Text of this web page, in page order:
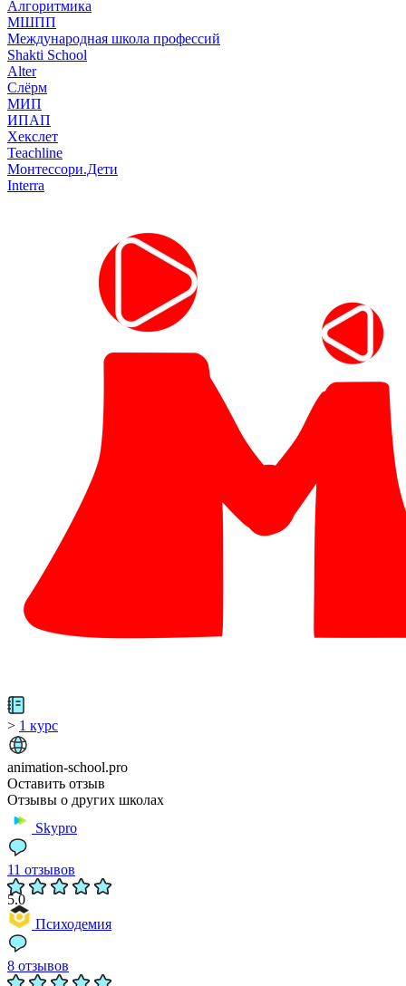
Алгоритмика
МШПП
Международная школа профессий
Shakti School
Alter
Слёрм
МИП
ИПАП
Хекслет
Teachline
Монтессори.Дети
Interra
> 1 курс
animation-school.pro
Оставить отзыв
Отзывы о других школах
Skypro
11 отзывов
5.0
Психодемия
8 отзывов